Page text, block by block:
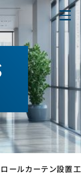
ールカーテン設置